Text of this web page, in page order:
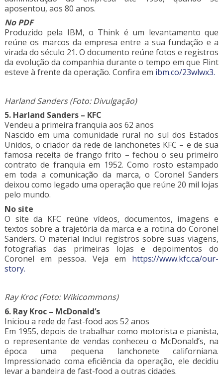
aposentou, aos 80 anos.
No PDF
Produzido pela IBM, o Think é um levantamento que
reúne os marcos da empresa entre a sua fundação e a
virada do século 21. O documento reúne fotos e registros
da evolução da companhia durante o tempo em que Flint
esteve à frente da operação. Confira em ibm.co/23wlwx3.
Harland Sanders (Foto: Divulgação)
5. Harland Sanders – KFC
Vendeu a primeira franquia aos 62 anos
Nascido em uma comunidade rural no sul dos Estados
Unidos, o criador da rede de lanchonetes KFC – e de sua
famosa receita de frango frito – fechou o seu primeiro
contrato de franquia em 1952. Como rosto estampado
em toda a comunicação da marca, o Coronel Sanders
deixou como legado uma operação que reúne 20 mil lojas
pelo mundo.
No site
O site da KFC reúne vídeos, documentos, imagens e
textos sobre a trajetória da marca e a rotina do Coronel
Sanders. O material inclui registros sobre suas viagens,
fotografias das primeiras lojas e depoimentos do
Coronel em pessoa. Veja em https://www.kfc.ca/our-
story.
Ray Kroc (Foto: Wikicommons)
6. Ray Kroc – McDonald’s
Iniciou a rede de fast-food aos 52 anos
Em 1955, depois de trabalhar como motorista e pianista,
o representante de vendas conheceu o McDonald’s, na
época uma pequena lanchonete californiana.
Impressionado coma eficiência da operação, ele decidiu
levar a bandeira de fast-food a outras cidades.